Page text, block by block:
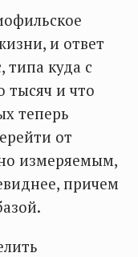
и ответ
типа куда с
тысяч и что
теперь
от
измеряемым,
причем